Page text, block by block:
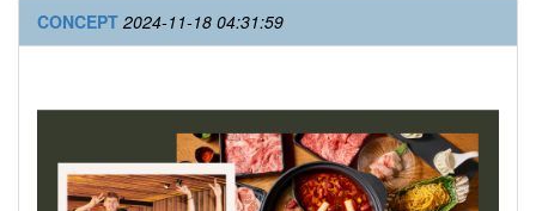
CONCEPT 2024-11-18 04:31:59